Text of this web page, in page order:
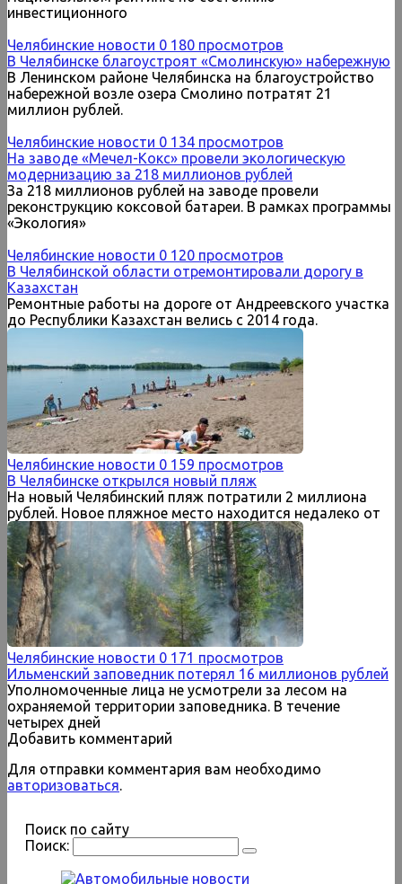
инвестиционного
Челябинские новости 0 180 просмотров
В Челябинске благоустроят «Смолинскую» набережную
В Ленинском районе Челябинска на благоустройство
набережной возле озера Смолино потратят 21
миллион рублей.
Челябинские новости 0 134 просмотров
На заводе «Мечел-Кокс» провели экологическую
модернизацию за 218 миллионов рублей
За 218 миллионов рублей на заводе провели
реконструкцию коксовой батареи. В рамках программы
«Экология»
Челябинские новости 0 120 просмотров
В Челябинской области отремонтировали дорогу в
Казахстан
Ремонтные работы на дороге от Андреевского участка
до Республики Казахстан велись с 2014 года.
Челябинские новости 0 159 просмотров
В Челябинске открылся новый пляж
На новый Челябинский пляж потратили 2 миллиона
рублей. Новое пляжное место находится недалеко от
Челябинские новости 0 171 просмотров
Ильменский заповедник потерял 16 миллионов рублей
Уполномоченные лица не усмотрели за лесом на
охраняемой территории заповедника. В течение
четырех дней
Добавить комментарий
Для отправки комментария вам необходимо
авторизоваться.
Поиск по сайту
Поиск: